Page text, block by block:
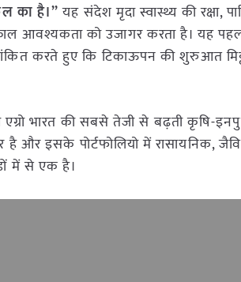
का है।”यह संदेश मृदा स्वास्थ्य की रक्षा,
आवश्यकता को उजागर करता है। यह
करते हुए कि टिकाऊपन की शुरुआत
भारत की सबसे तेजी से बढ़ती कृषि-
है और इसके पोर्टफोलियो में रासायनिक,
में से एक है।